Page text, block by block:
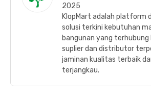
2025
KlopMart adalah platform
solusi terkini kebutuhan
bangunan yang terhubung
suplier dan distributor
jaminan kualitas terbaik
terjangkau.